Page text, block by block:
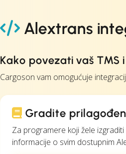
Alextrans
Kako povezati vaš TMS
Cargoson vam omogućuje
Gradite
Za programere koji žele
informacije o svim dostupnim